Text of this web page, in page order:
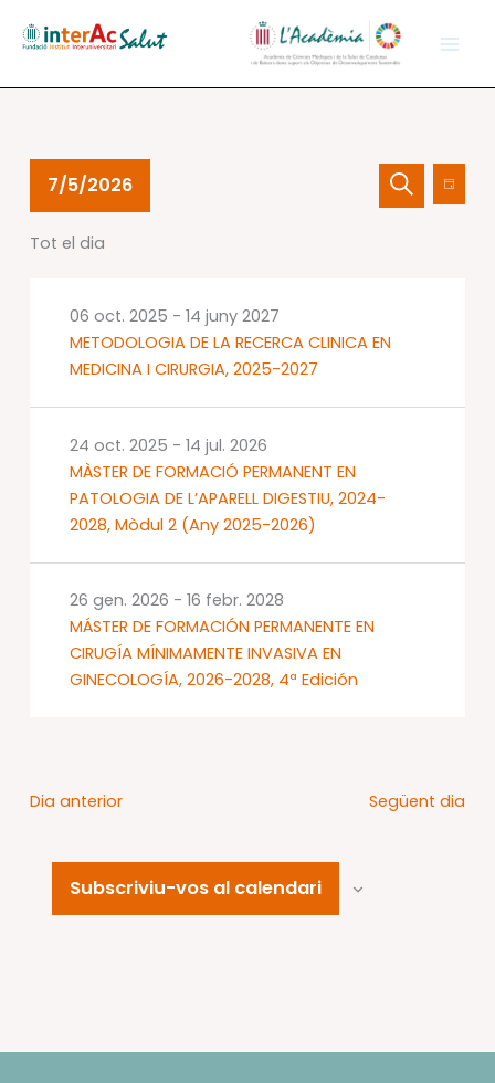
Esdeveniments
jul.
Navegació
visualCercade
Dia
7/5/2026
una
Tot el dia
METODOLOGIA DE LA RECERCA CLINICA EN
MEDICINA I CIRURGIA, 2025-2027
06 oct. 2025 - 14 juny 2027
MÀSTER DE FORMACIÓ PERMANENT EN
PATOLOGIA DE L’APARELL DIGESTIU, 2024-
2028, Mòdul 2 (Any 2025-2026)
24 oct. 2025 - 14 jul. 2026
MÁSTER DE FORMACIÓN PERMANENTE EN
CIRUGÍA MÍNIMAMENTE INVASIVA EN
GINECOLOGÍA, 2026-2028, 4ª Edición
26 gen. 2026 - 16 febr. 2028
Dia anterior Següent dia
Subscriviu-vos al calendari